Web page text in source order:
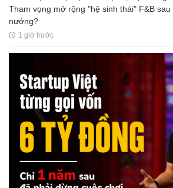
Tham vọng mở rộng "hệ sinh thái" F&B
nướng?
1 giờ trước